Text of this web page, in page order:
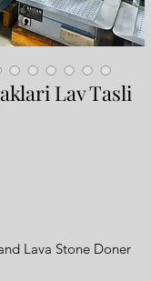
Lav Tasli
Lava Stone Doner